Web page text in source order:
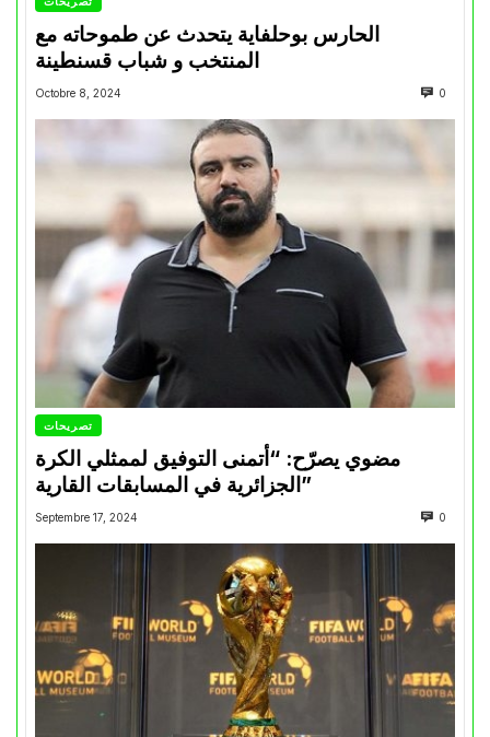
الحارس بوحلفاية يتحدث عن طموحاته مع
المنتخب و شباب قسنطينة
Octobre 8, 2024 0
تصريحات
مضوي يصرّح: “أتمنى التوفيق لممثلي الكرة
الجزائرية في المسابقات القارية”
Septembre 17, 2024 0